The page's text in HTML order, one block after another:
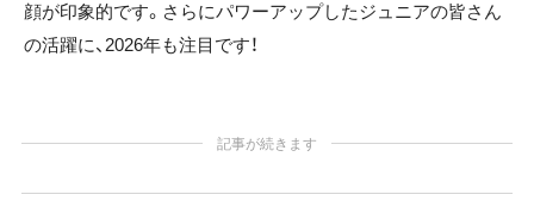
顔が印象的です。さらにパワーアップしたジュニアの皆さん
の活躍に、2026年も注目です！
記事が続きます